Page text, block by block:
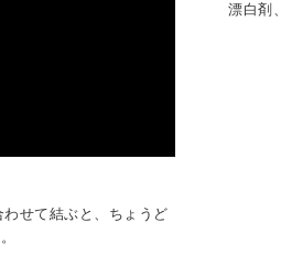
せて結ぶと、ちょうど
漂白剤